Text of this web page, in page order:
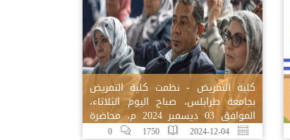
كلية التمريض - نظمت كلية التمريض
بجامعة طرابلس، صباح اليوم الثلاثاء،
الموافق 03 ديسمبر 2024 م، محاضرة
توعوية بعنوان